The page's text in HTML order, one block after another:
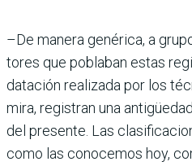
–De manera genérica, a
tores que poblaban estas
datación realizada por los
mira, registran una
del presente. Las
como las conocemos hoy,